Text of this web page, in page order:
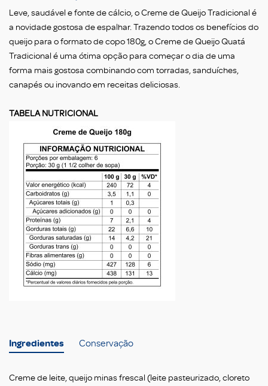
Leve, saudável e fonte de cálcio, o Creme de Queijo Tradicional é
a novidade gostosa de espalhar. Trazendo todos os benefícios do
queijo para o formato de copo 180g, o Creme de Queijo Quatá
Tradicional é uma ótima opção para começar o dia de uma
forma mais gostosa combinando com torradas, sanduíches,
canapés ou inovando em receitas deliciosas.
TABELA NUTRICIONAL
Ingredientes Conservação
Creme de leite, queijo minas frescal (leite pasteurizado, cloreto